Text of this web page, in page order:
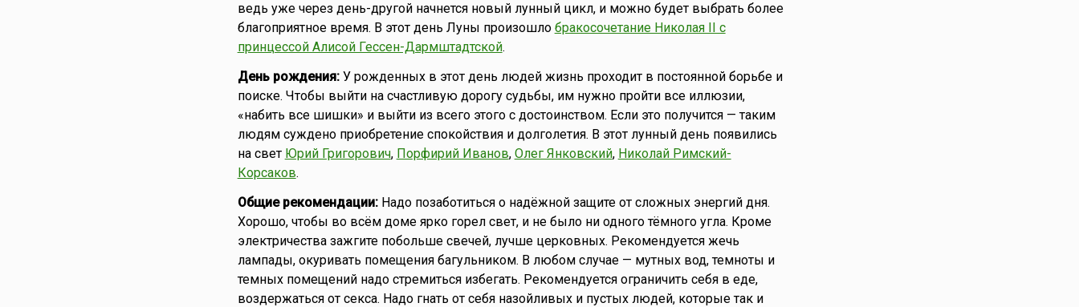
ведь уже через день-другой начнется новый лунный цикл, и можно будет выбрать более
благоприятное время. В этот день Луны произошло бракосочетание Николая II с
принцессой Алисой Гессен-Дармштадтской.
День рождения:У рожденных в этот день людей жизнь проходит в постоянной борьбе и
поиске. Чтобы выйти на счастливую дорогу судьбы, им нужно пройти все иллюзии,
«набить все шишки» и выйти из всего этого с достоинством. Если это получится — таким
людям суждено приобретение спокойствия и долголетия. В этот лунный день появились
на свет Юрий Григорович, Порфирий Иванов, Олег Янковский, Николай Римский-
Корсаков.
Общие рекомендации:Надо позаботиться о надёжной защите от сложных энергий дня.
Хорошо, чтобы во всём доме ярко горел свет, и не было ни одного тёмного угла. Кроме
электричества зажгите побольше свечей, лучше церковных. Рекомендуется жечь
лампады, окуривать помещения багульником. В любом случае — мутных вод, темноты и
темных помещений надо стремиться избегать. Рекомендуется ограничить себя в еде,
воздержаться от секса. Надо гнать от себя назойливых и пустых людей, которые так и